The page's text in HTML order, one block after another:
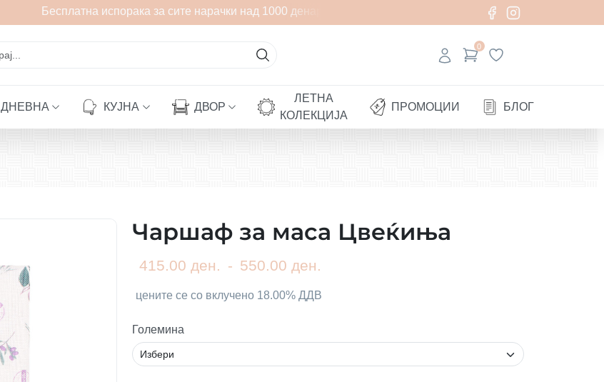
Бесплатна испорака за сите нарачки над 1000 денари
0
ДНЕВНА КУЈНА ДВОР
ЛЕТНА
КОЛЕКЦИЈА
ПРОМОЦИИ БЛОГ
Чаршаф за маса Цвеќиња
415.00 ден. - 550.00 ден.
цените се со вклучено 18.00% ДДВ
Големина